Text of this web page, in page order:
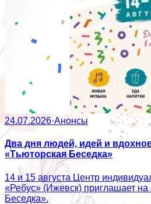
24.07.2026·Анонсы
Два дня людей, идей и
«Тьюторская Беседка»
14 и 15 августа Центр
«Ребус» (Ижевск) приглашает
Беседка».